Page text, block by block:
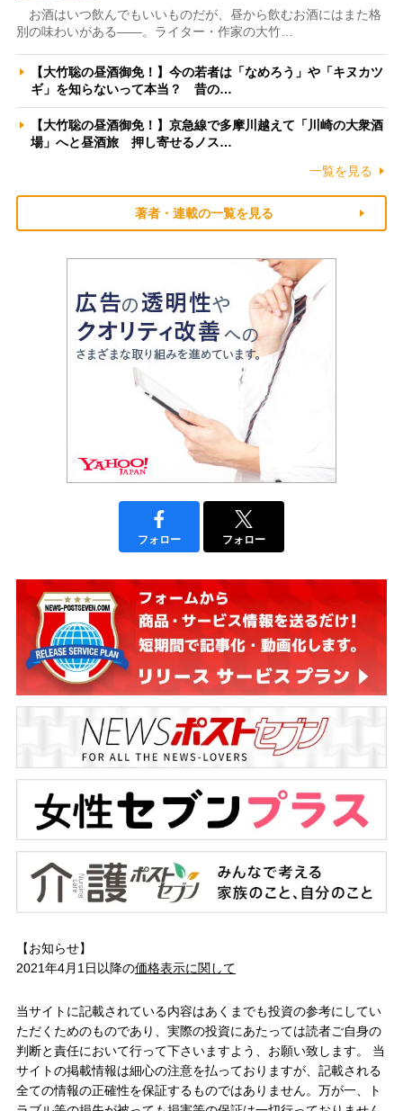
お酒はいつ飲んでもいいものだが、昼から飲むお酒にはまた格
別の味わいがある――。ライター・作家の大竹…
【大竹聡の昼酒御免！】今の若者は「なめろう」や「キヌカツ
ギ」を知らないって本当？ 昔の…
【大竹聡の昼酒御免！】京急線で多摩川越えて「川崎の大衆酒
場」へと昼酒旅 押し寄せるノス…
一覧を見る
著者・連載の一覧を見る
フォロー フォロー
【お知らせ】
2021年4月1日以降の価格表示に関して
当サイトに記載されている内容はあくまでも投資の参考にしてい
ただくためのものであり、実際の投資にあたっては読者ご自身の
判断と責任において行って下さいますよう、お願い致します。 当
サイトの掲載情報は細心の注意を払っておりますが、記載される
全ての情報の正確性を保証するものではありません。万が一、ト